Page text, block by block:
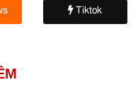
Tiktok